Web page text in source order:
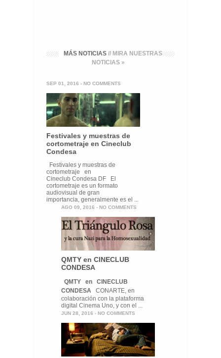
MÁS NOTICIAS // MIRA NUESTRAS
NOTICIAS »
SEP 01, 2016 - NO COMMENTS
Festivales y muestras de
cortometraje en Cineclub
Condesa
Festivales y muestras de
cortometraje en
Cineclub Condesa DF El
cortometraje es un formato
audiovisual de gran
importancia, generalmente es el ...
AGO 09, 2016 - NO COMMENTS
QMTY en CINECLUB
CONDESA
QMTY en
CINECLUB
CONDESA
CONARTE, en
colaboración con la plataforma
digital Cinema Uno, y con el ...
JUN 28, 2016 - NO COMMENTS